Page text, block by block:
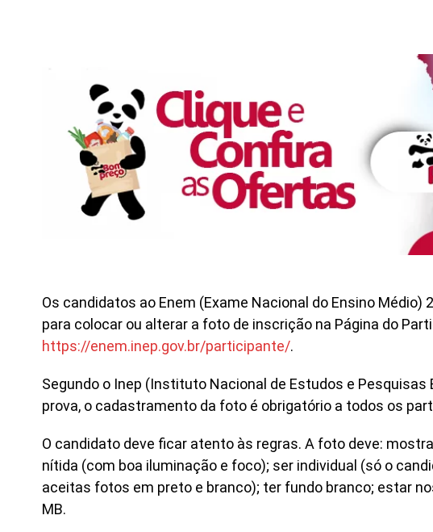
Os candidatos ao Enem (Exame Nacional do Ensino
para colocar ou alterar a foto de inscrição na Página do
https://enem.inep.gov.br/participante/.
Segundo o Inep (Instituto Nacional de Estudos e
prova, o cadastramento da foto é obrigatório a todos os
O candidato deve ficar atento às regras. A foto deve:
nítida (com boa iluminação e foco); ser individual (só o
aceitas fotos em preto e branco); ter fundo branco; estar
MB.